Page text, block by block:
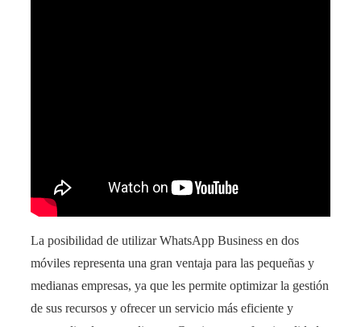
La posibilidad de utilizar WhatsApp Business en dos
móviles representa una gran ventaja para las pequeñas y
medianas empresas, ya que les permite optimizar la gestión
de sus recursos y ofrecer un servicio más eficiente y